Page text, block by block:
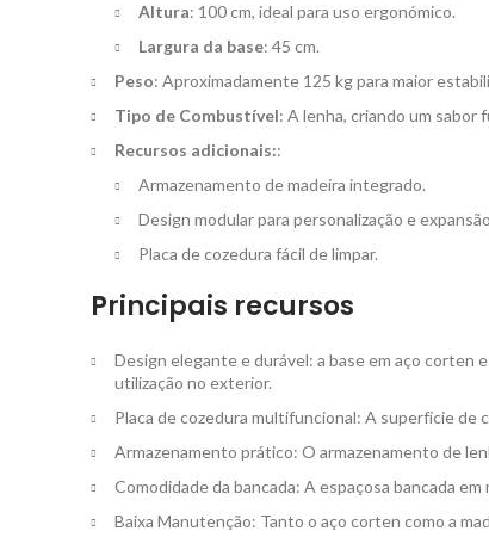
Altura: 100 cm, ideal para uso ergonómico.
Largura da base: 45 cm.
Peso: Aproximadamente 125 kg para maior
Tipo de Combustível: A lenha, criando um sabor
Recursos adicionais::
Armazenamento de madeira integrado.
Design modular para personalização e
Placa de cozedura fácil de limpar.
Principais recursos
Design elegante e durável: a base em aço corten
utilização no exterior.
Placa de cozedura multifuncional: A superfície de
Armazenamento prático: O armazenamento de
Comodidade da bancada: A espaçosa bancada
Baixa Manutenção: Tanto o aço corten como a